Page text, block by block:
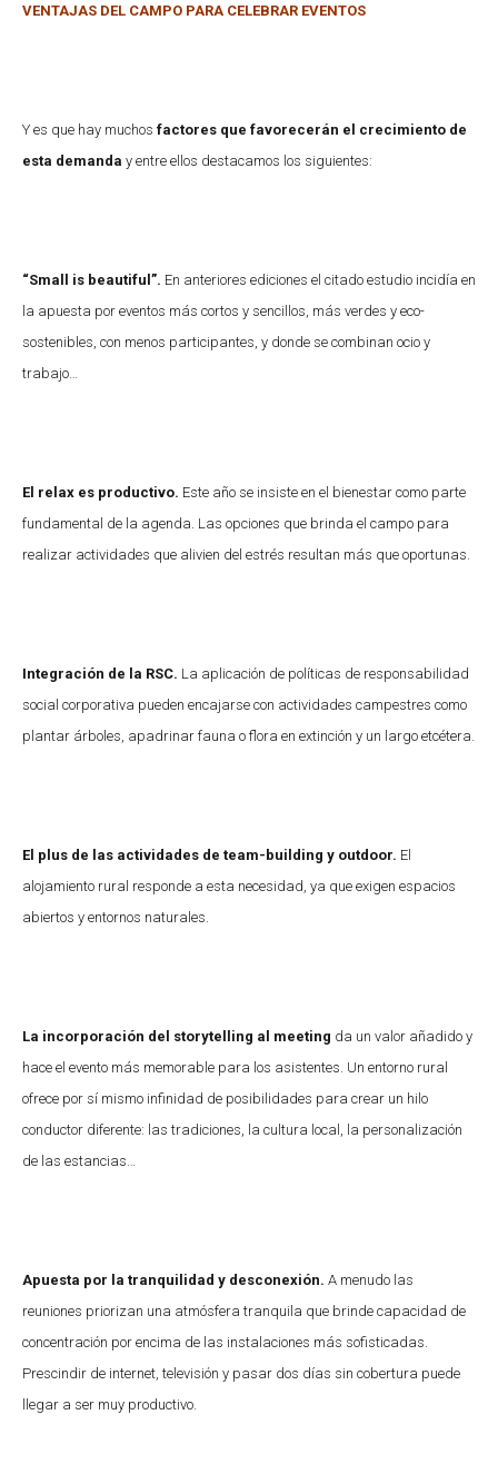
VENTAJAS DEL CAMPO PARA CELEBRAR EVENTOS
Y es que hay muchos factores que favorecerán el crecimiento de
esta demanda y entre ellos destacamos los siguientes:
“Small is beautiful”. En anteriores ediciones el citado estudio incidía en
la apuesta por eventos más cortos y sencillos, más verdes y eco-
sostenibles, con menos participantes, y donde se combinan ocio y
trabajo…
El relax es productivo. Este año se insiste en el bienestar como parte
fundamental de la agenda. Las opciones que brinda el campo para
realizar actividades que alivien del estrés resultan más que oportunas.
Integración de la RSC. La aplicación de políticas de responsabilidad
social corporativa pueden encajarse con actividades campestres como
plantar árboles, apadrinar fauna o flora en extinción y un largo etcétera.
El plus de las actividades de team-building y outdoor. El
alojamiento rural responde a esta necesidad, ya que exigen espacios
abiertos y entornos naturales.
La incorporación del storytelling al meeting da un valor añadido y
hace el evento más memorable para los asistentes. Un entorno rural
ofrece por sí mismo infinidad de posibilidades para crear un hilo
conductor diferente: las tradiciones, la cultura local, la personalización
de las estancias…
Apuesta por la tranquilidad y desconexión. A menudo las
reuniones priorizan una atmósfera tranquila que brinde capacidad de
concentración por encima de las instalaciones más sofisticadas.
Prescindir de internet, televisión y pasar dos días sin cobertura puede
llegar a ser muy productivo.